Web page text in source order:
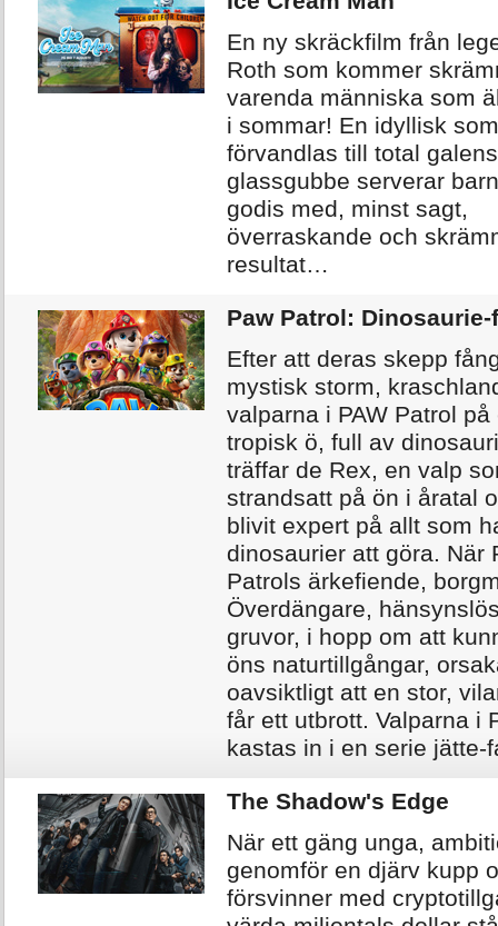
En ny skräckfilm från
Roth som kommer
varenda människa som
i sommar! En idyllisk
förvandlas till total
glassgubbe serverar
godis med, minst sagt,
överraskande och
resultat…
Paw Patrol:
Efter att deras skepp
mystisk storm,
valparna i PAW Patrol
tropisk ö, full av
träffar de Rex, en valp
strandsatt på ön i åratal
blivit expert på allt som
dinosaurier att göra. När
Patrols ärkefiende,
Överdängare,
gruvor, i hopp om att
öns naturtillgångar,
oavsiktligt att en stor,
får ett utbrott. Valparna i
kastas in i en serie jätte-
The Shadow's Edge
När ett gäng unga,
genomför en djärv kupp
försvinner med